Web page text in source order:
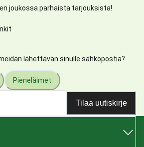
joukossa parhaista tarjouksista!
lähettävän sinulle sähköpostia?
Pieneläimet
Tilaa uutiskirje